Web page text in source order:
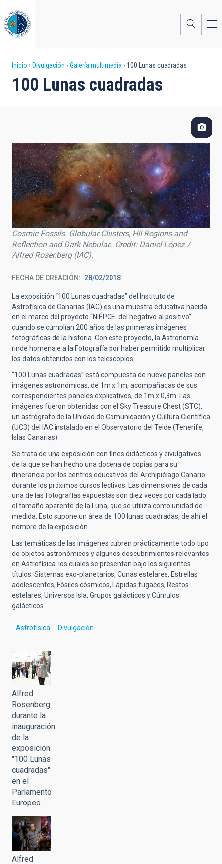
al
contenido
principal
Sobrescribir
enlaces
a
la
navegación
Inicio Divulgación Galería multimedia 100 Lunas cuadradas
100 Lunas cuadradas
Cosmic Fossils. Globular Clusters, HII Regions and
Reflection and Dark Nebulae. Credit: Daniel López /
Alfred Rosenberg (IAC).
FECHA DE CREACIÓN 28/02/2018
La exposición “100 Lunas cuadradas” del Instituto de
Astrofísica de Canarias (IAC) es una muestra educativa nacida
en el marco del proyecto “NIÉPCE: del negativo al positivo”
cuando se cumplían 200 años de las primeras imágenes
fotográficas de la historia. Con este proyecto, la Astronomía
rinde homenaje a la Fotografía por haber permitido multiplicar
los datos obtenidos con los telescopios.
“100 Lunas cuadradas” está compuesta de nueve paneles con
imágenes astronómicas, de 1m x 1m, acompañadas de sus
correspondientes paneles explicativos, de 1m x 0,3m. Las
imágenes fueron obtenidas con el Sky Treasure Chest (STC),
un astrógrafo de la Unidad de Comunicación y Cultura Científica
(UC3) del IAC instalado en el Observatorio del Teide (Tenerife,
Islas Canarias).
Se trata de una exposición con fines didácticos y divulgativos
de la que se han hecho una docena de copias para su
itinerancia por los centros educativos del Archipiélago Canario
durante los próximos cursos lectivos. Las dimensiones de cada
una de las fotografías expuestas son diez veces por cada lado
el tamaño aparente de la Luna, que se utiliza como unidad de
medida. Esto supone un área de 100 lunas cuadradas, de ahí el
nombre de la exposición.
Las temáticas de las imágenes cubren prácticamente todo tipo
de objetos astronómicos y algunos descubrimientos relevantes
en Astrofísica, los cuales se presentan bajo los siguientes
títulos: Sistemas exo-planetarios, Cunas estelares, Estrellas
adolescentes, Fósiles cósmicos, Lápidas fugaces, Restos
estelares, Universos Isla, Grupos galácticos y Cúmulos
galácticos.
Astrofísica Divulgación
Alfred
Rosenberg
durante la
inauguración
de la
exposición
"100 Lunas
cuadradas"
en el
Parlamento
Europeo
Alfred